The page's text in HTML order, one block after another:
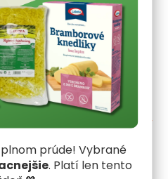
orechové rožky
chýbať vianočné
prúde! Vybrané
. Platí len tento